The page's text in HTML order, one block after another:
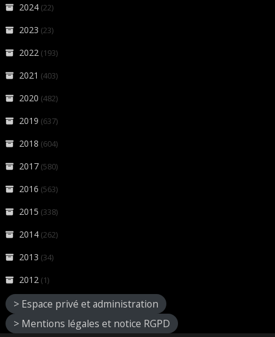
2024 (22)
2023 (23)
2022 (193)
2021 (403)
2020 (482)
2019 (637)
2018 (604)
2017 (580)
2016 (563)
2015 (338)
2014 (262)
2013 (34)
2012 (1)
> Espace privé et administration
> Mentions légales et notice RGPD